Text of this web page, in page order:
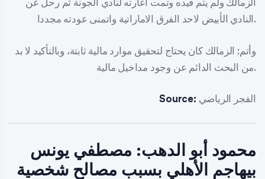
الزمالك ولم يتم قيده وتمت اعارته لنادي الجونة ثم رحل عن
النادي الأبيض لاحد الفرق الاماراتية واتمنى عودته مجددا.
وأتم: الزمالك كان يحتاج لتحقيق موارد مالية ثابتة، وبالتأكيد لا بد
من البحث الدائم عن وجود مداخيل مالية.
Source: الفجر الرياضي
محمود أبو الدهب: مصطفي يونس
بيهاجم الأهلي بسبب مصالح شخصية